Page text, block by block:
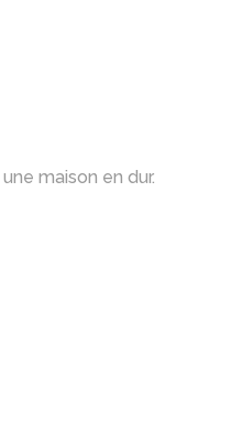
maison en dur.